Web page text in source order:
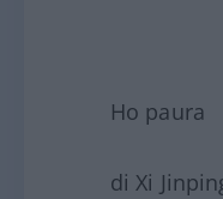
Ho paura
di Xi